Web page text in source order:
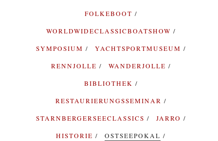
FOLKEBOOT
WORLDWIDECLASSICBOATSHOW
SYMPOSIUM
YACHTSPORTMUSEUM
RENNJOLLE
WANDERJOLLE
BIBLIOTHEK
RESTAURIERUNGSSEMINAR
STARNBERGERSEECLASSICS
JARRO
HISTORIE
OSTSEEPOKAL